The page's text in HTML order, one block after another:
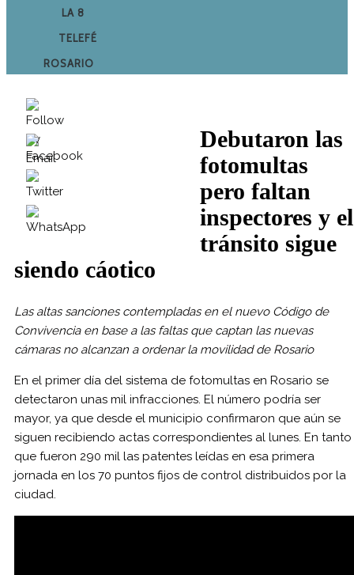
LA 8
TELEFÉ
ROSARIO
Debutaron las
fotomultas
pero faltan
inspectores y el
tránsito sigue
siendo cáotico
Las altas sanciones contempladas en el nuevo Código de
Convivencia en base a las faltas que captan las nuevas
cámaras no alcanzan a ordenar la movilidad de Rosario
En el primer día del sistema de fotomultas en Rosario se
detectaron unas mil infracciones. El número podría ser
mayor, ya que desde el municipio confirmaron que aún se
siguen recibiendo actas correspondientes al lunes. En tanto
que fueron 290 mil las patentes leídas en esa primera
jornada en los 70 puntos fijos de control distribuidos por la
ciudad.